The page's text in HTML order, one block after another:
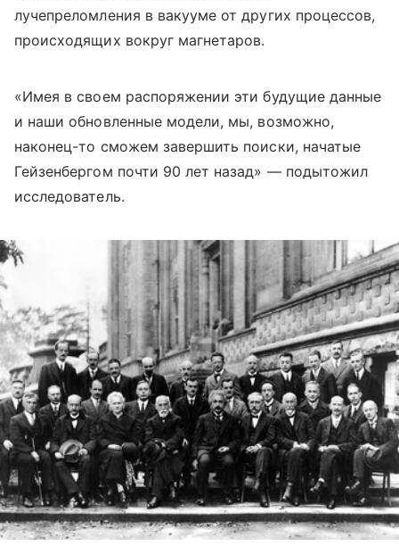
лучепреломления в вакууме от других процессов,
происходящих вокруг магнетаров.
«Имея в своем распоряжении эти будущие данные
и наши обновленные модели, мы, возможно,
наконец-то сможем завершить поиски, начатые
Гейзенбергом почти 90 лет назад» — подытожил
исследователь.